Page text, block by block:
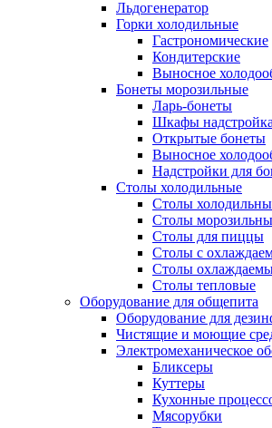
Льдогенератор
Горки холодильные
Гастрономические
Кондитерские
Выносное
Бонеты морозильные
Ларь-бонеты
Шкафы
Открытые бонеты
Выносное
Надстройки для
Столы холодильные
Столы
Столы
Столы для пиццы
Столы с
Столы
Столы тепловые
Оборудование для общепита
Оборудование для
Чистящие и моющие
Электромеханическое
Бликсеры
Куттеры
Кухонные
Мясорубки